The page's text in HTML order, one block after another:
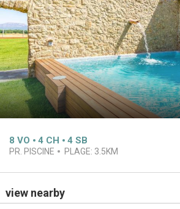
8 VO 4 CH 4 SB
PR. PISCINE PLAGE: 3.5KM
view nearby